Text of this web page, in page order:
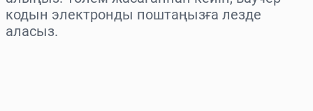
кодын электронды поштаңызға лезде
аласыз.